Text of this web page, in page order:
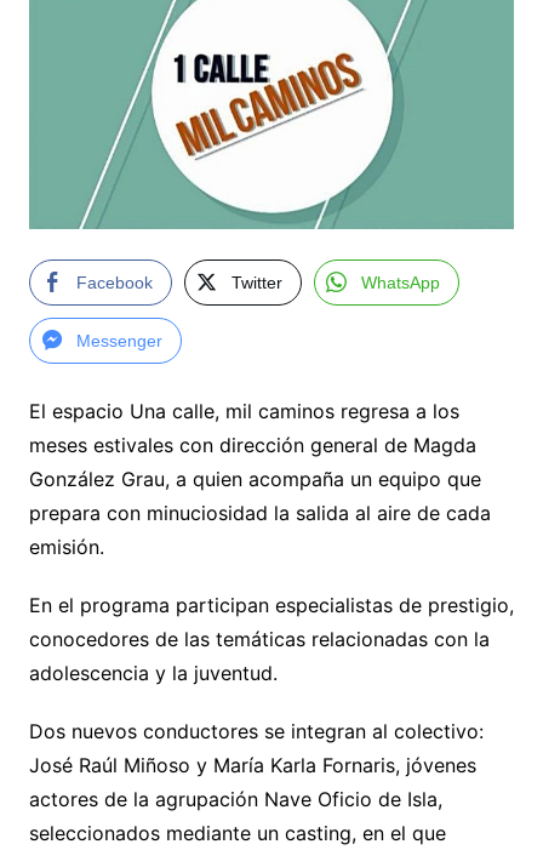
Facebook Twitter WhatsApp
Messenger
El espacio Una calle, mil caminos regresa a los
meses estivales con dirección general de Magda
González Grau, a quien acompaña un equipo que
prepara con minuciosidad la salida al aire de cada
emisión.
En el programa participan especialistas de prestigio,
conocedores de las temáticas relacionadas con la
adolescencia y la juventud.
Dos nuevos conductores se integran al colectivo:
José Raúl Miñoso y María Karla Fornaris, jóvenes
actores de la agrupación Nave Oficio de Isla,
seleccionados mediante un casting, en el que